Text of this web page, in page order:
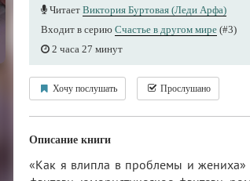
Читает Виктория Буртовая (Леди Арфа)
Входит в серию Счастье в другом мире (#3)
2 часа 27 минут
Хочу послушать Прослушано
Описание книги
«Как я влипла в проблемы и жениха»